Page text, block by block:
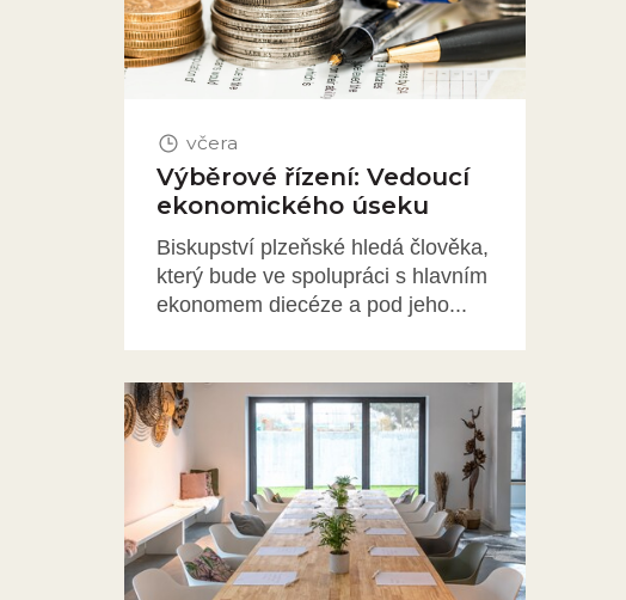
včera
Výběrové řízení: Vedoucí
ekonomického úseku
Biskupství plzeňské hledá člověka,
který bude ve spolupráci s hlavním
ekonomem diecéze a pod jeho...
Obrázek novinky